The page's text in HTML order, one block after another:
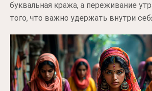
буквальная кража, а переживание
того, что важно удержать внутри